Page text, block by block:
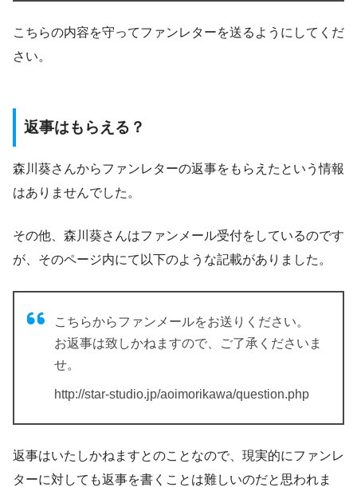
こちらの内容を守ってファンレターを送るようにしてくだ
さい。
返事はもらえる？
森川葵さんからファンレターの返事をもらえたという情報
はありませんでした。
その他、森川葵さんはファンメール受付をしているのです
が、そのページ内にて以下のような記載がありました。
こちらからファンメールをお送りください。
お返事は致しかねますので、ご了承くださいま
せ。
http://star-studio.jp/aoimorikawa/question.php
返事はいたしかねますとのことなので、現実的にファンレ
ターに対しても返事を書くことは難しいのだと思われま